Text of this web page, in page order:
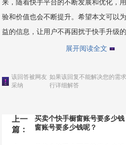
来，随着快手平台的不断发展和优化，
验和价值也会不断提升。希望本文可以
益的信息，让用户不再困扰于快手升级的
展开阅读全文
该回答被网友
采纳
如果该回复不能解决您的需
行详细解答
上一
篇：
买卖个快手橱窗账号要多少
窗账号要多少钱呢？